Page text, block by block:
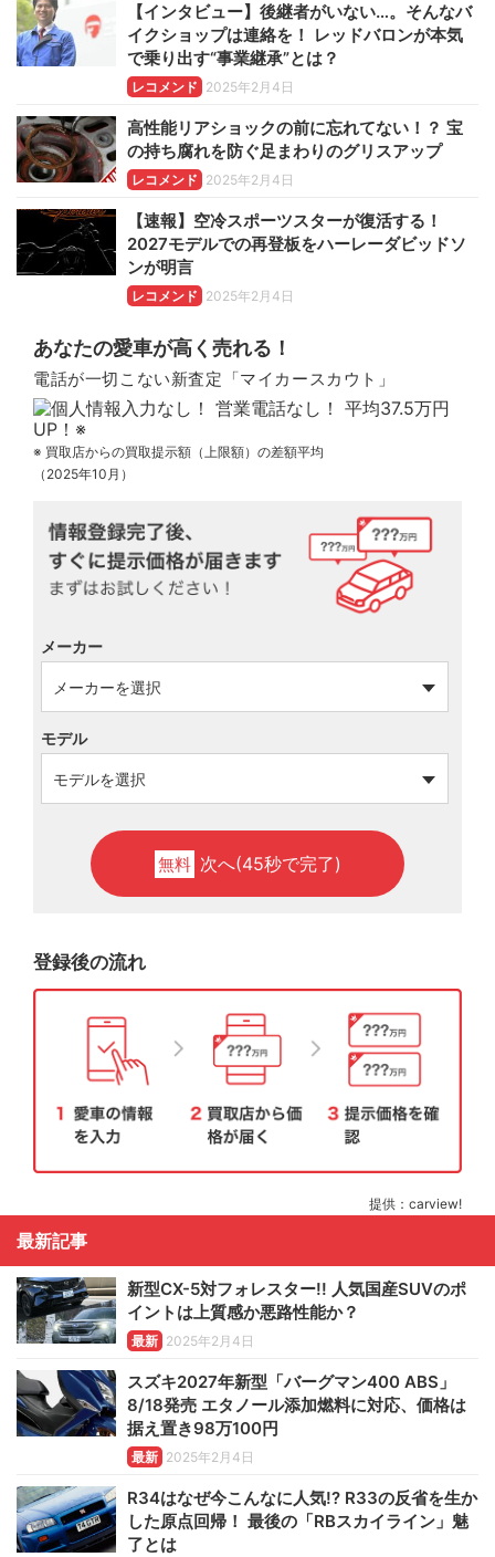
【インタビュー】後継者がいない…。そんなバ
イクショップは連絡を！ レッドバロンが本気
で乗り出す“事業継承”とは？
レコメンド 2025年2月4日
高性能リアショックの前に忘れてない！？ 宝
の持ち腐れを防ぐ足まわりのグリスアップ
レコメンド 2025年2月4日
【速報】空冷スポーツスターが復活する！
2027モデルでの再登板をハーレーダビッドソ
ンが明言
レコメンド 2025年2月4日
あなたの愛車が高く売れる！
電話が一切こない新査定「マイカースカウト」
※ 買取店からの買取提示額（上限額）の差額平均
（2025年10月）
メーカー
モデル
無料 次へ(45秒で完了)
登録後の流れ
提供：carview!
最新記事
新型CX-5対フォレスター!! 人気国産SUVのポ
イントは上質感か悪路性能か？
最新 2025年2月4日
スズキ2027年新型「バーグマン400 ABS」
8/18発売 エタノール添加燃料に対応、価格は
据え置き98万100円
最新 2025年2月4日
R34はなぜ今こんなに人気!? R33の反省を生か
した原点回帰！ 最後の「RBスカイライン」魅
了とは